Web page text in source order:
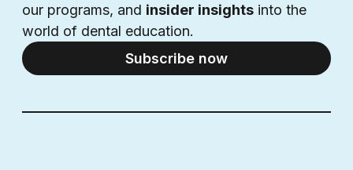
our programs, and insider insights into the
world of dental education.
Subscribe now